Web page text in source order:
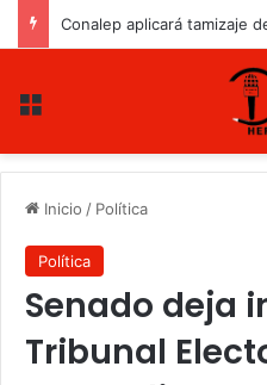
Inicio / Política
Política
Senado deja
Tribunal